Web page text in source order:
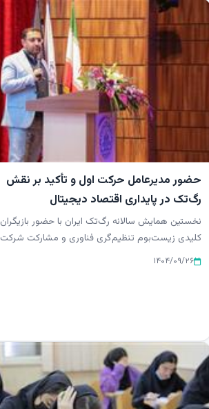
حضور مدیرعامل حرکت اول و تأکید بر نقش
رگ‌تک در پایداری اقتصاد دیجیتال
نخستین همایش سالانه رگ‌تک ایران با حضور بازیگران
کلیدی زیست‌بوم تنظیم‌گری فناوری و مشارکت شرکت
«حرکت اول» به میزبانی دان...
۱۴۰۴/۰۹/۲۶